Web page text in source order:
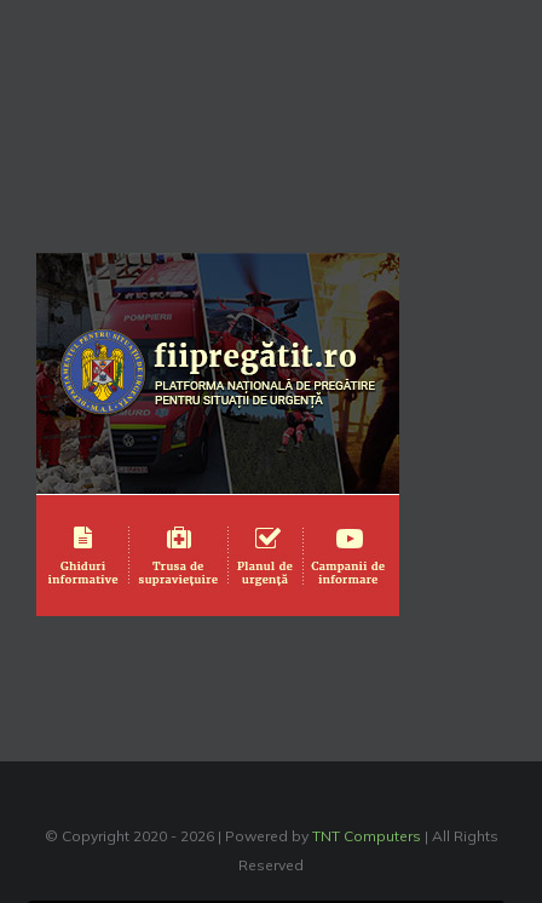
© Copyright 2020 - 2026 | Powered by TNT Computers | All Rights
Reserved